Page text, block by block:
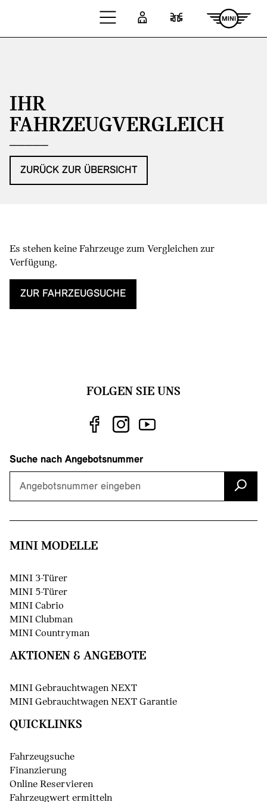
Zum Hauptinhalt springen
Anmelden
IHR
FAHRZEUGVERGLEICH
ZURÜCK ZUR ÜBERSICHT
Es stehen keine Fahrzeuge zum Vergleichen zur
Verfügung.
ZUR FAHRZEUGSUCHE
FOLGEN SIE UNS
Suche nach Angebotsnummer
MINI MODELLE
MINI 3-Türer
MINI 5-Türer
MINI Cabrio
MINI Clubman
MINI Countryman
AKTIONEN & ANGEBOTE
MINI Gebrauchtwagen NEXT
MINI Gebrauchtwagen NEXT Garantie
QUICKLINKS
Fahrzeugsuche
Finanzierung
Online Reservieren
Fahrzeugwert ermitteln